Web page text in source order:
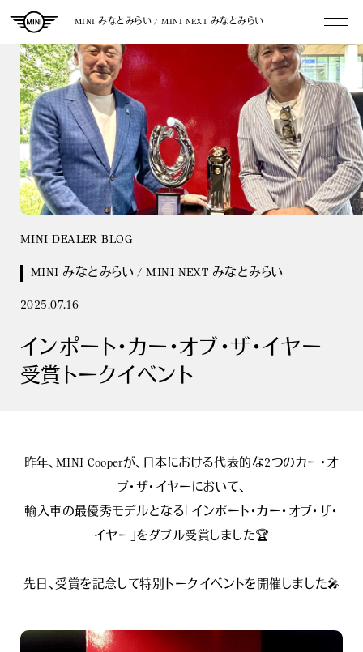
MINI みなとみらい / MINI NEXT みなとみらい
MINI DEALER BLOG
MINI みなとみらい / MINI NEXT みなとみらい
2025.07.16
インポート・カー・オブ・ザ・イヤー
受賞トークイベント
昨年、MINI Cooperが、日本における代表的な2つのカー・オ
ブ・ザ・イヤーにおいて、
輸入車の最優秀モデルとなる「インポート・カー・オブ・ザ・
イヤー」をダブル受賞しました🏆
先日、受賞を記念して特別トークイベントを開催しました🎤